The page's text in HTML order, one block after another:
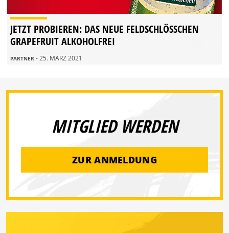
JETZT PROBIEREN: DAS NEUE FELDSCHLÖSSCHEN G
RAPEFRUIT ALKOHOLFREI
PARTNER - 25. MÄRZ 2021
MITGLIED WERDEN
ZUR ANMELDUNG